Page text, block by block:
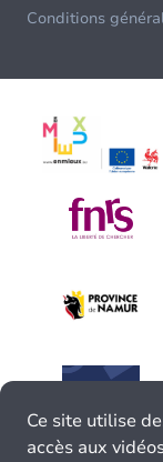
Conditions
Ce site utilise
accès aux